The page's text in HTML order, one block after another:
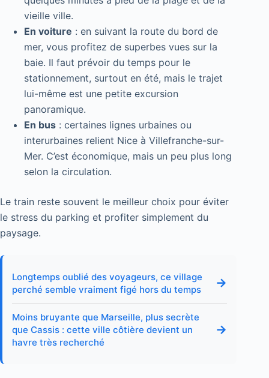
vieille ville.
En voiture : en suivant la route du bord de
mer, vous profitez de superbes vues sur la
baie. Il faut prévoir du temps pour le
stationnement, surtout en été, mais le trajet
lui-même est une petite excursion
panoramique.
En bus : certaines lignes urbaines ou
interurbaines relient Nice à Villefranche-sur-
Mer. C’est économique, mais un peu plus long
selon la circulation.
Le train reste souvent le meilleur choix pour éviter
le stress du parking et profiter simplement du
paysage.
Longtemps oublié des voyageurs, ce village
perché semble vraiment figé hors du temps
→
Moins bruyante que Marseille, plus secrète
que Cassis : cette ville côtière devient un
havre très recherché
→